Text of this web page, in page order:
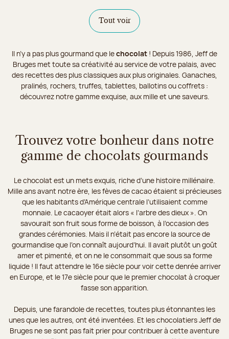
Tout voir
Il n’y a pas plus gourmand que lechocolat ! Depuis 1986, Jeff de
Bruges met toute sa créativité au service de votre palais, avec
des recettes des plus classiques aux plus originales. Ganaches,
pralinés, rochers, truffes, tablettes, ballotins ou coffrets :
découvrez notre gamme exquise, aux mille et une saveurs.
Trouvez votre bonheur dans notre
gamme de chocolats gourmands
Le chocolat est un mets exquis, riche d’une histoire millénaire.
Mille ans avant notre ère, les fèves de cacao étaient si précieuses
que les habitants d’Amérique centrale l’utilisaient comme
monnaie. Le cacaoyer était alors « l’arbre des dieux ». On
savourait son fruit sous forme de boisson, à l’occasion des
grandes cérémonies. Mais il n’était pas encore la source de
gourmandise que l’on connaît aujourd’hui. Il avait plutôt un goût
amer et pimenté, et on ne le consommait que sous sa forme
liquide ! Il faut attendre le 16e siècle pour voir cette denrée arriver
en Europe, et le 17e siècle pour que le premier chocolat à croquer
fasse son apparition.
Depuis, une farandole de recettes, toutes plus étonnantes les
unes que les autres, ont été inventées. Et les chocolatiers Jeff de
Bruges ne se sont pas fait prier pour contribuer à cette aventure